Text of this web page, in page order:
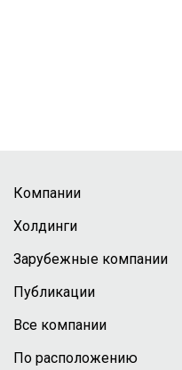
Компании
Холдинги
Зарубежные компании
Публикации
Все компании
По расположению